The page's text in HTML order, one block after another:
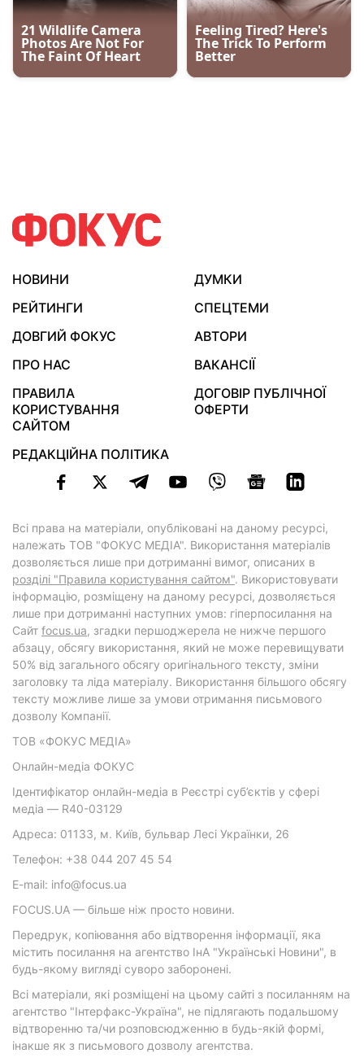
НОВИНИ
ДУМКИ
РЕЙТИНГИ
СПЕЦТЕМИ
ДОВГИЙ ФОКУС
АВТОРИ
ПРО НАС
ВАКАНСІЇ
ПРАВИЛА
КОРИСТУВАННЯ
САЙТОМ
ДОГОВІР ПУБЛІЧНОЇ
ОФЕРТИ
РЕДАКЦІЙНА ПОЛІТИКА
Всі права на матеріали, опубліковані на даному ресурсі,
належать ТОВ "ФОКУС МЕДІА". Використання матеріалів
дозволяється лише при дотриманні вимог, описаних в
розділі "Правила користування сайтом". Використовувати
інформацію, розміщену на даному ресурсі, дозволяється
лише при дотриманні наступних умов: гіперпосилання на
Cайт focus.ua, згадки першоджерела не нижче першого
абзацу, обсягу використання, який не може перевищувати
50% від загального обсягу оригінального тексту, зміни
заголовку та ліда матеріалу. Використання більшого обсягу
тексту можливе лише за умови отримання письмового
дозволу Компанії.
ТОВ «ФОКУС МЕДІА»
Онлайн-медіа ФОКУС
Ідентифікатор онлайн-медіа в Реєстрі суб’єктів у сфері
медіа — R40-03129
Адреса: 01133, м. Київ, бульвар Лесі Українки, 26
Телефон: +38 044 207 45 54
E-mail: info@focus.ua
FOCUS.UA — більше ніж просто новини.
Передрук, копіювання або відтворення інформації, яка
містить посилання на агентство ІнА "Українські Новини", в
будь-якому вигляді суворо заборонені.
Всі матеріали, які розміщені на цьому сайті з посиланням на
агентство "Інтерфакс-Україна", не підлягають подальшому
відтворенню та/чи розповсюдженню в будь-якій формі,
інакше як з письмового дозволу агентства.